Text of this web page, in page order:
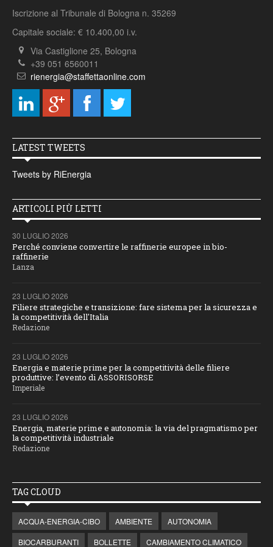
Iscrizione al Tribunale di Bologna n. 35269
Capitale sociale: € 10.400,00 i.v.
Via Castiglione 25, Bologna
+39 051 6560011
rienergia@staffettaonline.com
LATEST TWEETS
Tweets by RiEnergia
ARTICOLI PIÙ LETTI
30 LUGLIO 2026
Perché conviene convertire le raffinerie europee in bio-
raffinerie
Lanza
23 LUGLIO 2026
Filiere strategiche e transizione: fare sistema per la sicurezza e
la competitività dell'Italia
Redazione
23 LUGLIO 2026
Energia e materie prime per la competitività delle filiere
produttive: l’evento di ASSORISORSE
Imperiale
23 LUGLIO 2026
Energia, materie prime e autonomia: la via del pragmatismo per
la competitività industriale
Redazione
TAG CLOUD
ACQUA-ENERGIA-CIBO AMBIENTE
AUTONOMIA
BIOCARBURANTI
BOLLETTE CAMBIAMENTO CLIMATICO